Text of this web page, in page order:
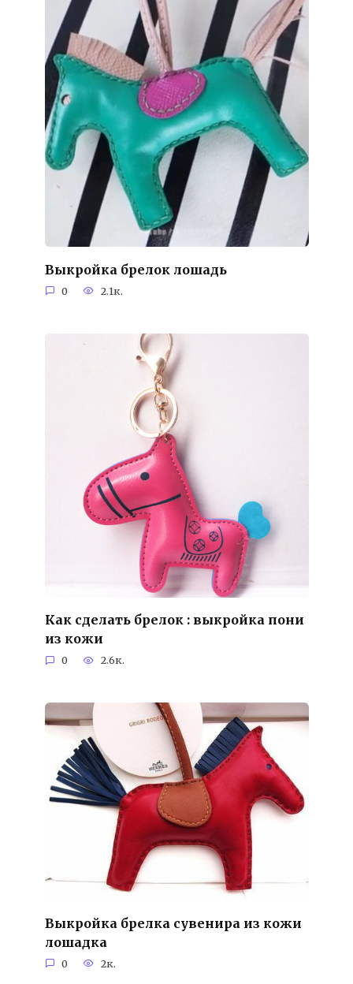
Выкройка брелок лошадь
0 2.1к.
Как сделать брелок : выкройка пони
из кожи
0 2.6к.
Выкройка брелка сувенира из кожи
лошадка
0 2к.